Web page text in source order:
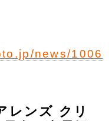
news/1006
レンズ クリ